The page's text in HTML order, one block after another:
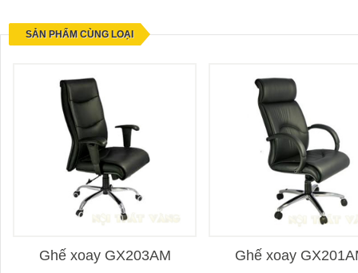
SẢN PHẨM CÙNG LOẠI
Ghế xoay GX203AM Ghế xoay